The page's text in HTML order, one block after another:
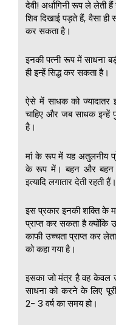
देवी! अर्धांगिनी रूप ले लेती
शिव दिखाई पड़ते हैं, वैसा ही
कर सकता है।
इनकी पत्नी रूप में साधना
ही इन्हें सिद्ध कर सकता है।
ऐसे में साधक को ज्यादातर
चाहिए और जब साधक इन्हें
है।
मां के रूप में यह अतुलनीय
के रूप में। बहन और बहन
इत्यादि लगातार देती रहती हैं।
इस प्रकार इनकी शक्ति के
प्राप्त कर सकता है क्योंकि
काफी उच्चता प्राप्त कर
को कहा गया है।
इसका जो मंत्र है वह केवल
साधना को करने के लिए
2- 3 वर्ष का समय हो।